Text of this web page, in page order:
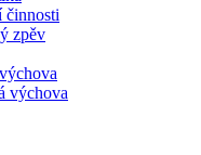
činnosti
zpěv
výchova